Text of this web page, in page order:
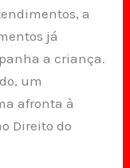
a
já
a criança.
um
afronta à
Direito do